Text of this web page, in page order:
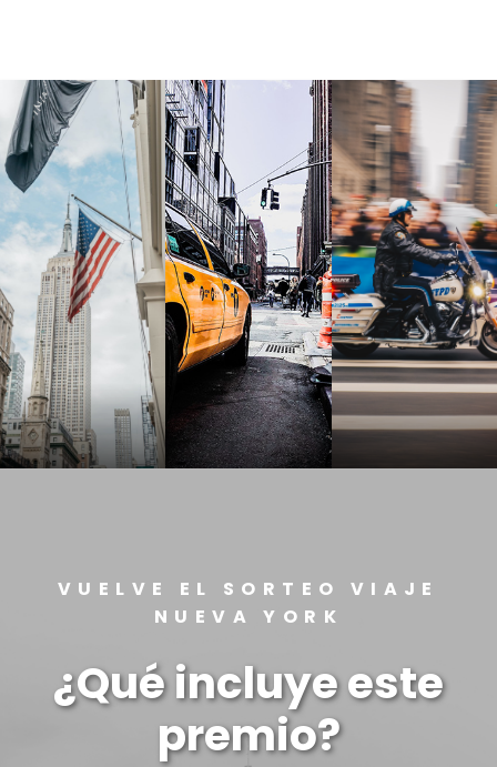
VUELVE EL SORTEO VIAJE
NUEVA YORK
¿Qué incluye este
premio?